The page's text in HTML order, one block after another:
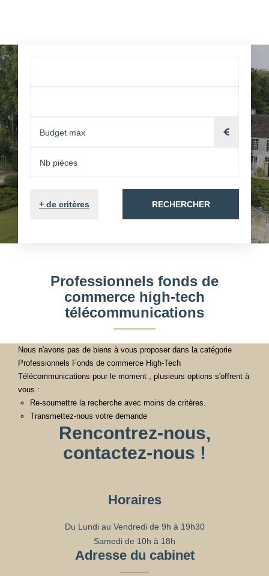
+ de critères RECHERCHER
Professionnels fonds de
commerce high-tech
télécommunications
Nous n'avons pas de biens à vous proposer dans la catégorie
Professionnels Fonds de commerce High-Tech
Télécommunications pour le moment , plusieurs options s'offrent à
vous :
Re-soumettre la recherche avec moins de critères.
Transmettez-nous votre demande
Rencontrez-nous,
contactez-nous !
Horaires
Du Lundi au Vendredi de 9h à 19h30
Samedi de 10h à 18h
Adresse du cabinet